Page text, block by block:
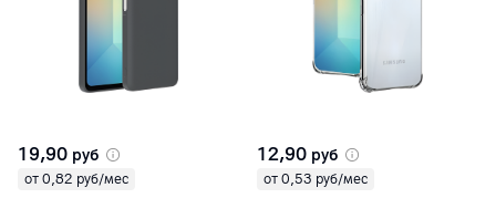
19,90 руб
от 0,82 руб/мес
12,90 руб
от 0,53 руб/мес